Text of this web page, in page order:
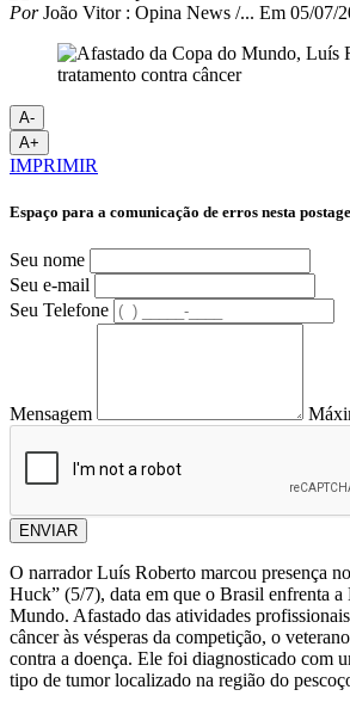
PorJoão Vitor : Opina News /... Em 05/07/
A-
A+
IMPRIMIR
Espaço para a comunicação de erros nesta
Seu nome
Seu e-mail
Seu Telefone
Mensagem
ENVIAR
O narrador Luís Roberto marcou presença
Huck” (5/7), data em que o Brasil enfrenta
Mundo. Afastado das atividades
câncer às vésperas da competição, o
contra a doença. Ele foi diagnosticado com
tipo de tumor localizado na região do